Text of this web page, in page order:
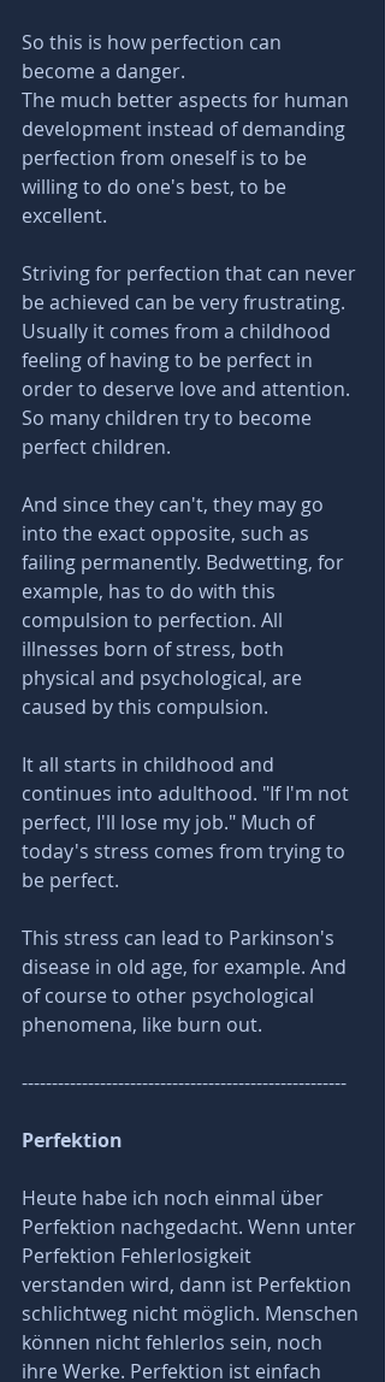
So this is how perfection can
become a danger.
The much better aspects for human
development instead of demanding
perfection from oneself is to be
willing to do one's best, to be
excellent.
Striving for perfection that can never
be achieved can be very frustrating.
Usually it comes from a childhood
feeling of having to be perfect in
order to deserve love and attention.
So many children try to become
perfect children.
And since they can't, they may go
into the exact opposite, such as
failing permanently. Bedwetting, for
example, has to do with this
compulsion to perfection. All
illnesses born of stress, both
physical and psychological, are
caused by this compulsion.
It all starts in childhood and
continues into adulthood. "If I'm not
perfect, I'll lose my job." Much of
today's stress comes from trying to
be perfect.
This stress can lead to Parkinson's
disease in old age, for example. And
of course to other psychological
phenomena, like burn out.
------------------------------------------------------
Perfektion
Heute habe ich noch einmal über
Perfektion nachgedacht. Wenn unter
Perfektion Fehlerlosigkeit
verstanden wird, dann ist Perfektion
schlichtweg nicht möglich. Menschen
können nicht fehlerlos sein, noch
ihre Werke. Perfektion ist einfach